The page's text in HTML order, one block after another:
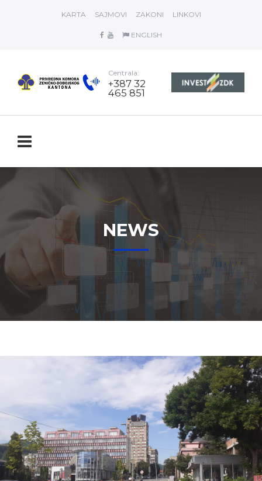
KARTA SAJMOVI ZAKONI LINKOVI
ENGLISH
Centrala:
+387 32
465 851
NEWS